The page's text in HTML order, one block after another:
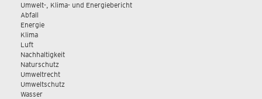
Umwelt-, Klima- und Energiebericht
Abfall
Energie
Klima
Luft
Nachhaltigkeit
Naturschutz
Umweltrecht
Umweltschutz
Wasser